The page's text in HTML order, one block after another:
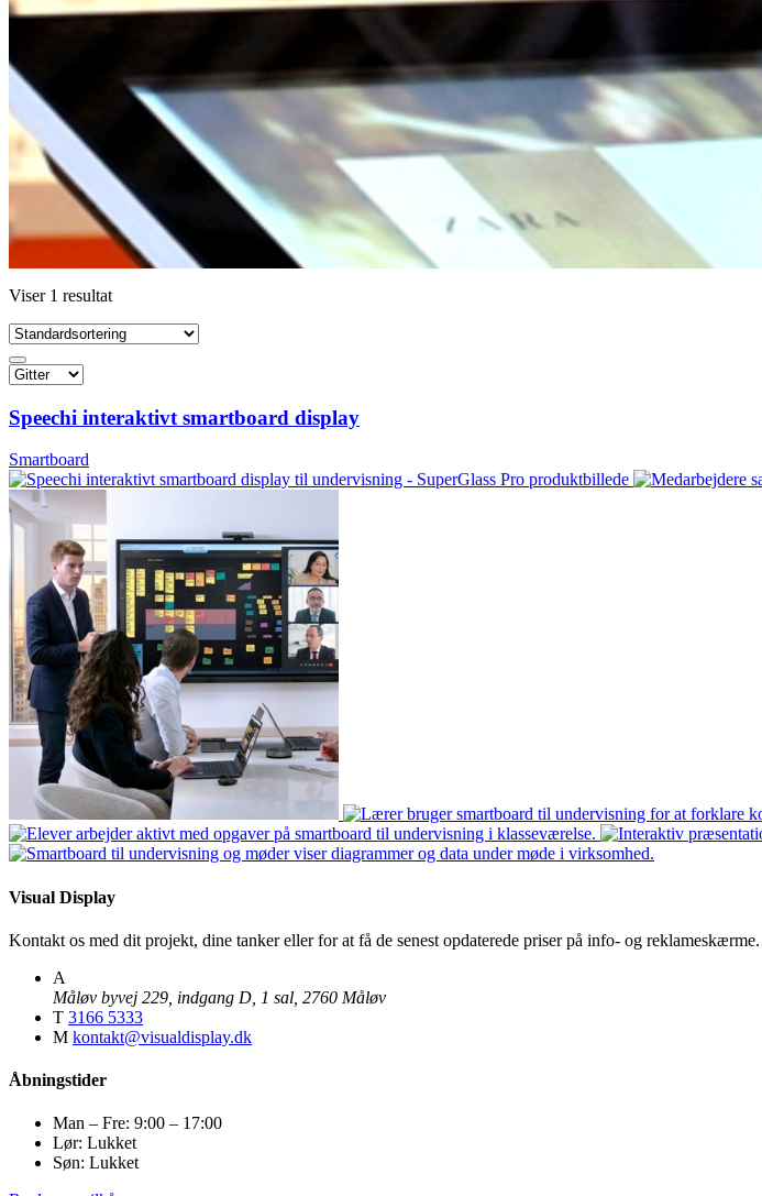
Viser 1 resultat
Speechi interaktivt smartboard display
Smartboard
Visual Display
Kontakt os med dit projekt, dine tanker eller for at få de senest opdaterede priser på info- og reklameskærme.
A
Måløv byvej 229, indgang D, 1 sal, 2760 Måløv
T 3166 5333
M kontakt@visualdisplay.dk
Åbningstider
Man – Fre: 9:00 – 17:00
Lør: Lukket
Søn: Lukket